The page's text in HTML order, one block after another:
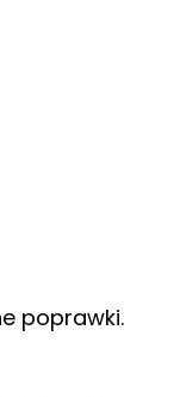
poprawki.